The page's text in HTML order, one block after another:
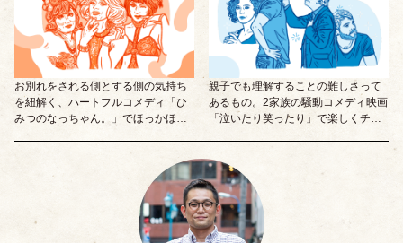
お別れをされる側とする側の気持ち
を紐解く、ハートフルコメディ「ひ
みつのなっちゃん。」でほっかほ
親子でも理解することの難しさって
あるもの。2家族の騒動コメディ映画
「泣いたり笑ったり」で楽しくチェ